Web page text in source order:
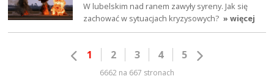
W lubelskim nad ranem zawyły syreny. Jak się
zachować w sytuacjach kryzysowych? » więcej
1 2 3 4 5
6662 na 667 stronach